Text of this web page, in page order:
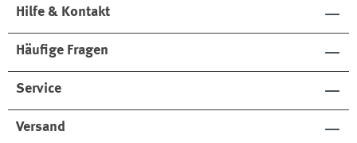
Hilfe & Kontakt
Häufige Fragen
Service
Versand